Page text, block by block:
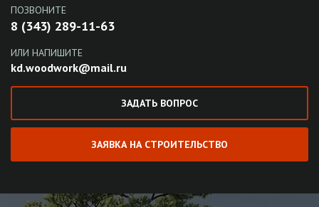
ПОЗВОНИТЕ
8 (343) 289-11-63
ИЛИ НАПИШИТЕ
kd.woodwork@mail.ru
ЗАДАТЬ ВОПРОС
ЗАЯВКА НА СТРОИТЕЛЬСТВО